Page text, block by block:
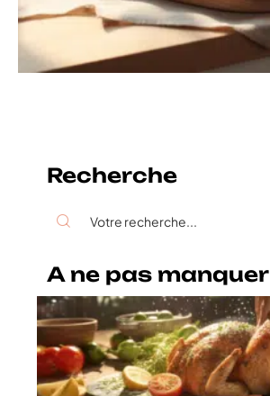
Recherche
A ne pas manquer